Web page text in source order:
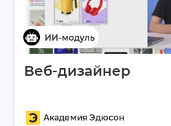
Веб-дизайнер
Академия Эдюсон